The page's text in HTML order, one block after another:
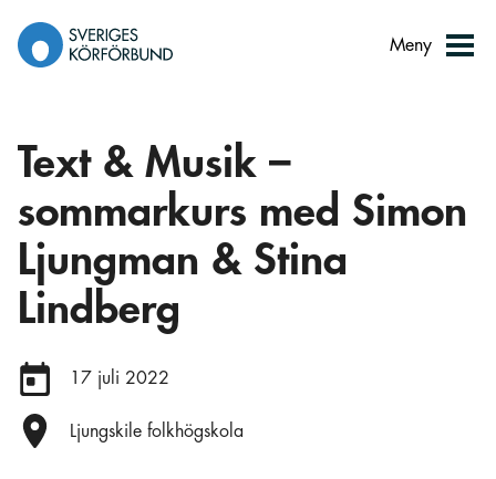
innehåll
Meny
Text & Musik –
sommarkurs med Simon
Ljungman & Stina
Lindberg
Datum:
17 juli 2022
Plats:
Ljungskile folkhögskola